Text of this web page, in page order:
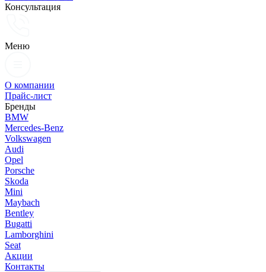
Консультация
Меню
О компании
Прайс-лист
Бренды
BMW
Mercedes-Benz
Volkswagen
Audi
Opel
Porsche
Skoda
Mini
Maybach
Bentley
Bugatti
Lamborghini
Seat
Акции
Контакты